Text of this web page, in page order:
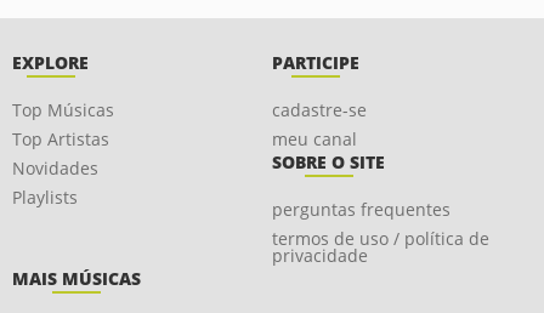
EXPLORE
Top Músicas
Top Artistas
Novidades
Playlists
PARTICIPE
cadastre-se
meu canal
SOBRE O SITE
perguntas frequentes
termos de uso / política de
privacidade
MAIS MÚSICAS